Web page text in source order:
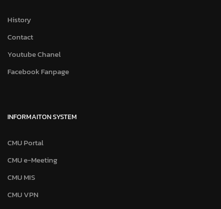
History
Contact
Youtube Chanel
Facebook Fanpage
INFORMAITON SYSTEM
CMU Portal
CMU e-Meeting
CMU MIS
CMU VPN